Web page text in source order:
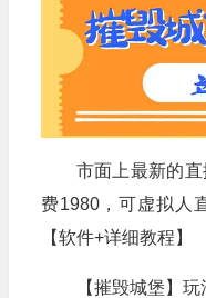
市面上最新的
费1980，可虚拟人
【软件+详细教程】
【摧毁城堡】